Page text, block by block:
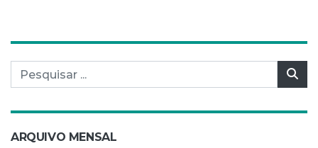
Pesquisar por:
ARQUIVO MENSAL